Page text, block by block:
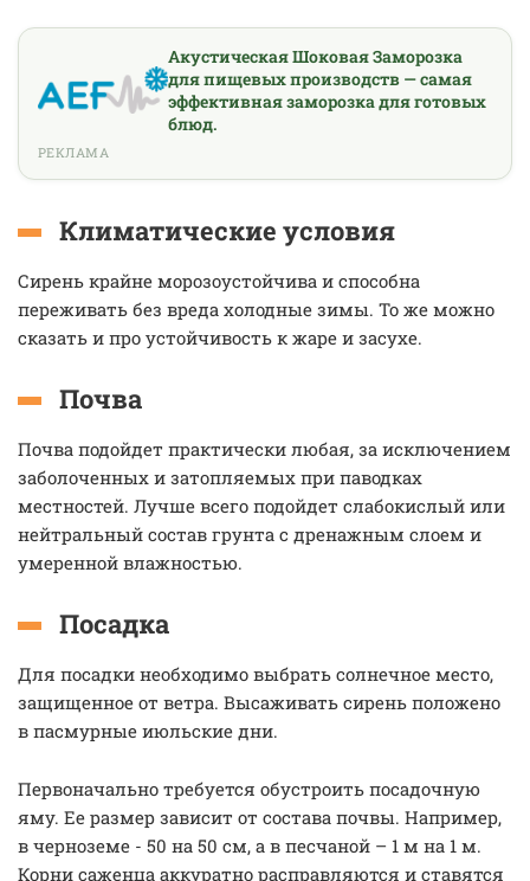
Акустическая Шоковая Заморозка
для пищевых производств — самая
эффективная заморозка для готовых
блюд.
РЕКЛАМА
Климатические условия
Сирень крайне морозоустойчива и способна
переживать без вреда холодные зимы. То же можно
сказать и про устойчивость к жаре и засухе.
Почва
Почва подойдет практически любая, за исключением
заболоченных и затопляемых при паводках
местностей. Лучше всего подойдет слабокислый или
нейтральный состав грунта с дренажным слоем и
умеренной влажностью.
Посадка
Для посадки необходимо выбрать солнечное место,
защищенное от ветра. Высаживать сирень положено
в пасмурные июльские дни.
Первоначально требуется обустроить посадочную
яму. Ее размер зависит от состава почвы. Например,
в черноземе - 50 на 50 см, а в песчаной – 1 м на 1 м.
Корни саженца аккуратно расправляются и ставятся